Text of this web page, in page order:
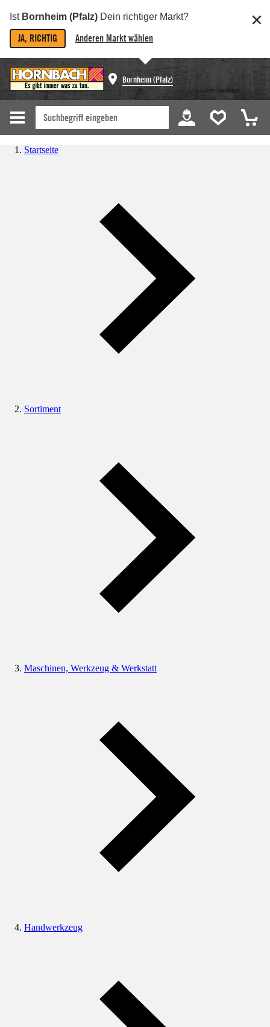
Ist Bornheim (Pfalz) Dein richtiger Markt?
JA, RICHTIG Anderen Markt wählen
Bornheim (Pfalz)
Startseite
Sortiment
Maschinen, Werkzeug & Werkstatt
Handwerkzeug